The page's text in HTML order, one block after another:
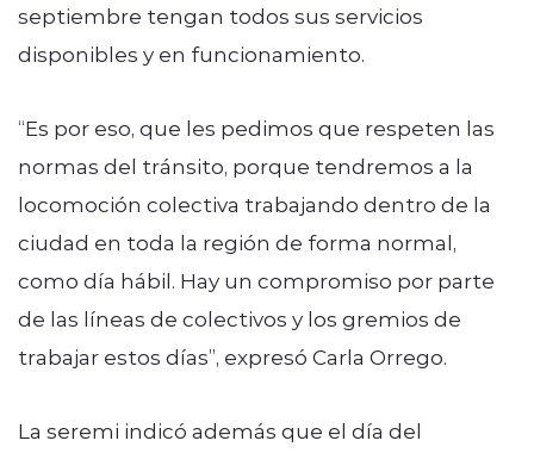
septiembre tengan todos sus servicios
disponibles y en funcionamiento.
“Es por eso, que les pedimos que respeten las
normas del tránsito, porque tendremos a la
locomoción colectiva trabajando dentro de la
ciudad en toda la región de forma normal,
como día hábil. Hay un compromiso por parte
de las líneas de colectivos y los gremios de
trabajar estos días”, expresó Carla Orrego.
La seremi indicó además que el día del